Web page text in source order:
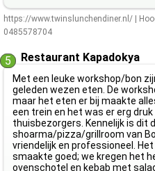
https://www.twinslunchendiner.nl/
0485578704
5 Restaurant Kapadokya
Met een leuke workshop/bon
geleden wezen eten. De
maar het eten er bij maakte
een trein en het was er erg
thuisbezorgers. Kennelijk is dit
shoarma/pizza/grillroom van
vriendelijk en professioneel.
smaakte goed; we kregen het
ovenschotel en kebab met